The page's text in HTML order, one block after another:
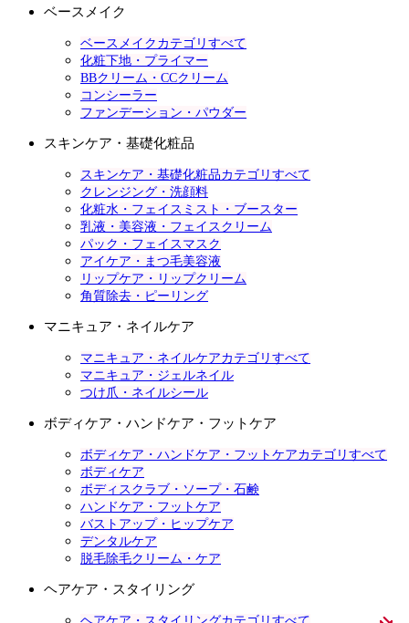
ベースメイク
ベースメイクカテゴリすべて
化粧下地・プライマー
BBクリーム・CCクリーム
コンシーラー
ファンデーション・パウダー
スキンケア・基礎化粧品
スキンケア・基礎化粧品カテゴリすべて
クレンジング・洗顔料
化粧水・フェイスミスト・ブースター
乳液・美容液・フェイスクリーム
パック・フェイスマスク
アイケア・まつ毛美容液
リップケア・リップクリーム
角質除去・ピーリング
マニキュア・ネイルケア
マニキュア・ネイルケアカテゴリすべて
マニキュア・ジェルネイル
つけ爪・ネイルシール
ボディケア・ハンドケア・フットケア
ボディケア・ハンドケア・フットケアカテゴリすべて
ボディケア
ボディスクラブ・ソープ・石鹸
ハンドケア・フットケア
バストアップ・ヒップケア
デンタルケア
脱毛除毛クリーム・ケア
ヘアケア・スタイリング